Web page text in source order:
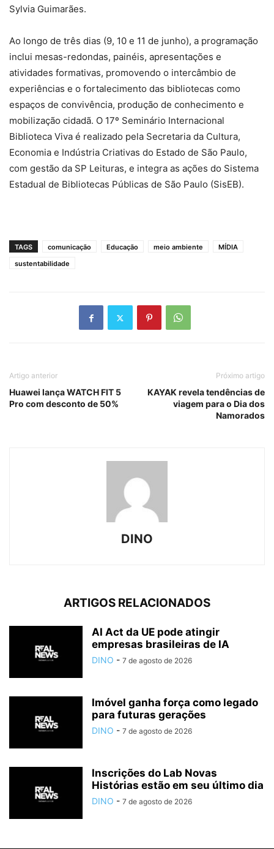
Sylvia Guimarães.
Ao longo de três dias (9, 10 e 11 de junho), a programação
inclui mesas-redondas, painéis, apresentações e
atividades formativas, promovendo o intercâmbio de
experiências e o fortalecimento das bibliotecas como
espaços de convivência, produção de conhecimento e
mobilização cidadã. O 17º Seminário Internacional
Biblioteca Viva é realizado pela Secretaria da Cultura,
Economia e Indústria Criativas do Estado de São Paulo,
com gestão da SP Leituras, e integra as ações do Sistema
Estadual de Bibliotecas Públicas de São Paulo (SisEB).
TAGS comunicação Educação meio ambiente
MÍDIA
sustentabilidade
Artigo anterior
Huawei lança WATCH FIT 5
Pro com desconto de 50%
Próximo artigo
KAYAK revela tendências de
viagem para o Dia dos
Namorados
DINO
ARTIGOS RELACIONADOS
AI Act da UE pode atingir
empresas brasileiras de IA
DINO - 7 de agosto de 2026
Imóvel ganha força como legado
para futuras gerações
DINO - 7 de agosto de 2026
Inscrições do Lab Novas
Histórias estão em seu último dia
DINO - 7 de agosto de 2026